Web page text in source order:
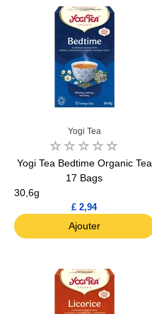
Yogi Tea
Yogi Tea Bedtime Organic Tea
17 Bags
30,6g
£ 2,94
Ajouter